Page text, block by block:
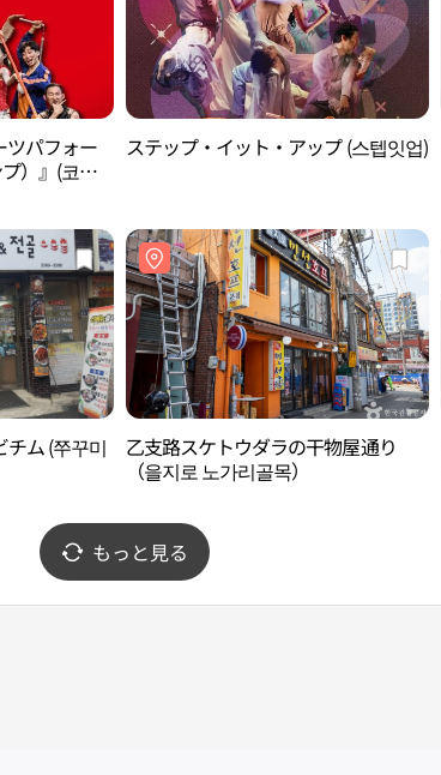
ツパフォー
）』(코믹
ステップ・イット・アップ (스텝잇업)
ム (쭈꾸미
乙支路スケトウダラの干物屋通り
（을지로 노가리골목）
もっと見る